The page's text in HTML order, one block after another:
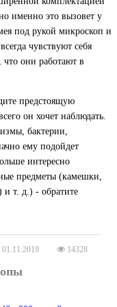
именно это вызовет у
под рукой микроскоп и
чувствуют себя
они работают в
предстоящую
он хочет наблюдать.
бактерии,
ему подойдет
интересно
предметы (камешки,
т. д.) - обратите
01.11.2019 14328